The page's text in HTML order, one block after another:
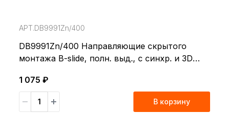
АРТ.DB9991Zn/400
DB9991Zn/400 Направляющие скрытого
монтажа B-slide, полн. выд., с синхр. и 3D
1 075 ₽
В корзину